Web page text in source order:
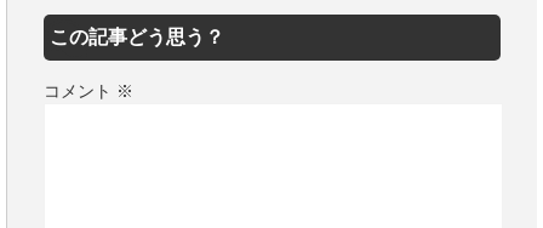
この記事どう思う？
コメント ※